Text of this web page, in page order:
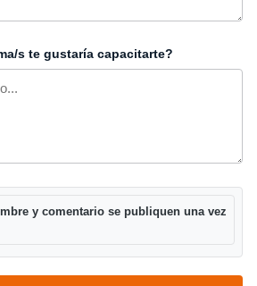
s te gustaría capacitarte?
y comentario se publiquen una vez